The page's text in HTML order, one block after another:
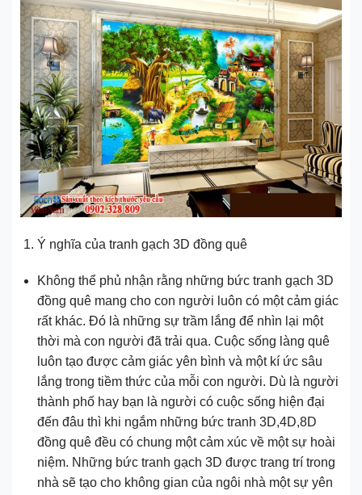
Ý nghĩa của tranh gạch 3D đồng quê
Không thể phủ nhận rằng những bức tranh gạch 3D
đồng quê mang cho con người luôn có một cảm giác
rất khác. Đó là những sự trầm lắng để nhìn lại một
thời mà con người đã trải qua. Cuộc sống làng quê
luôn tạo được cảm giác yên bình và một kí ức sâu
lắng trong tiềm thức của mỗi con người. Dù là người
thành phố hay bạn là người có cuộc sống hiện đại
đến đâu thì khi ngắm những bức tranh 3D,4D,8D
đồng quê đều có chung một cảm xúc về một sự hoài
niệm. Những bức tranh gạch 3D được trang trí trong
nhà sẽ tạo cho không gian của ngôi nhà một sự yên